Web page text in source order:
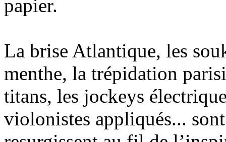
papier.
La brise Atlantique, les
menthe, la trépidation
titans, les jockeys
violonistes appliqués...